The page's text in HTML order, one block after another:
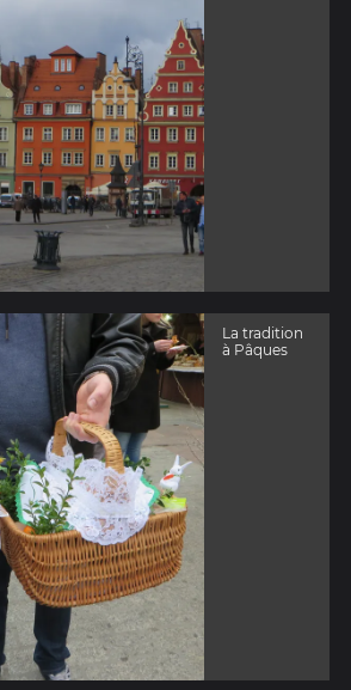
La tradition
à Pâques